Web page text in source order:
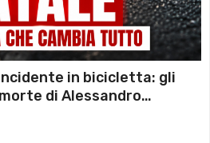
in bicicletta: gli
di Alessandro